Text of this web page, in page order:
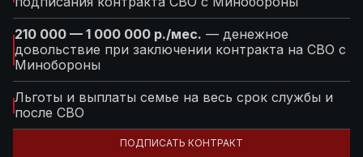
210 000 — 1 000 000 р./мес. — денежное
довольствие при заключении контракта на СВО с
Минобороны
Льготы и выплаты семье на весь срок службы и
после СВО
ПОДПИСАТЬ КОНТРАКТ